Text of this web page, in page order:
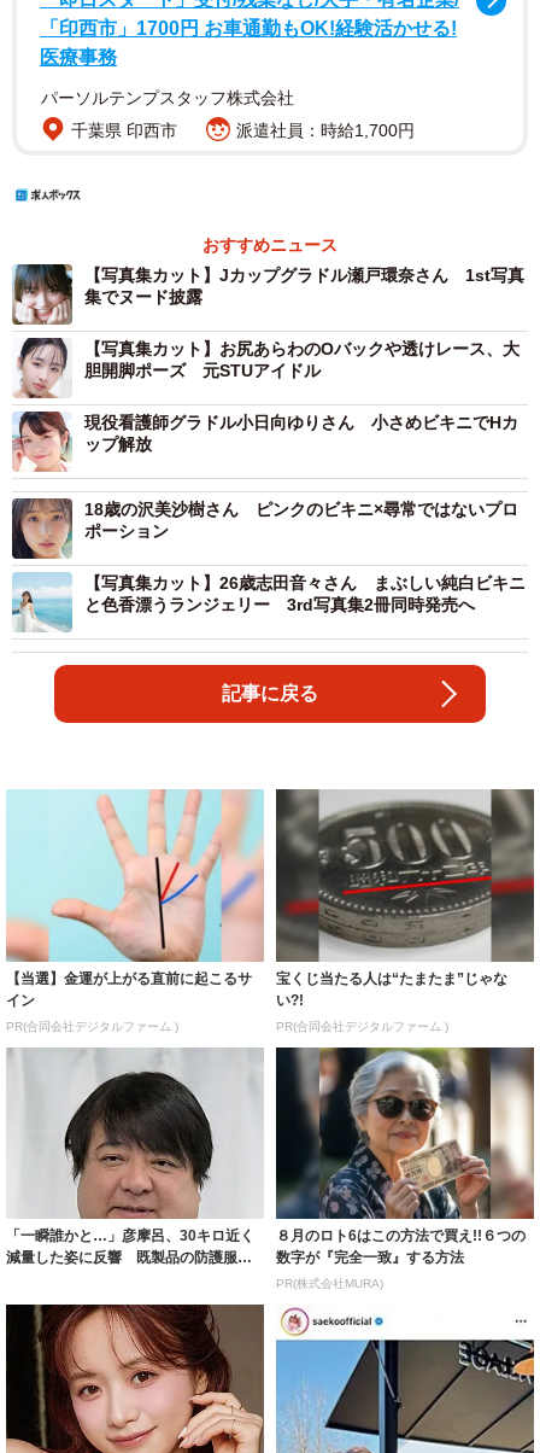
「印西市」1700円 お車通勤もOK!経験活かせる!
医療事務
パーソルテンプスタッフ株式会社
千葉県 印西市
派遣社員：時給1,700円
おすすめニュース
【写真集カット】Jカップグラドル瀬戸環奈さん 1st写真
集でヌード披露
【写真集カット】お尻あらわのOバックや透けレース、大
胆開脚ポーズ 元STUアイドル
現役看護師グラドル小日向ゆりさん 小さめビキニでHカ
ップ解放
18歳の沢美沙樹さん ピンクのビキニ×尋常ではないプロ
ポーション
【写真集カット】26歳志田音々さん まぶしい純白ビキニ
と色香漂うランジェリー 3rd写真集2冊同時発売へ
記事に戻る
【当選】金運が上がる直前に起こるサ
イン
PR(合同会社デジタルファーム )
宝くじ当たる人は“たまたま”じゃな
い?!
PR(合同会社デジタルファーム )
「一瞬誰かと…」彦摩呂、30キロ近く
減量した姿に反響 既製品の防護服が
８月のロト6はこの方法で買え!!６つの
数字が『完全一致』する方法
PR(株式会社MURA)